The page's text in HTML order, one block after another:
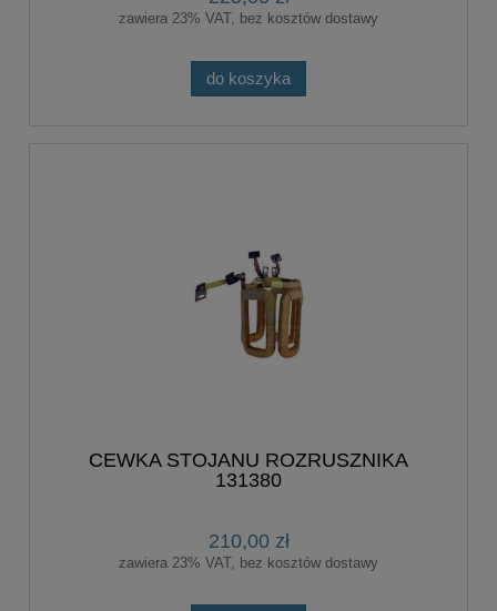
zawiera 23% VAT, bez kosztów dostawy
do koszyka
CEWKA STOJANU ROZRUSZNIKA
131380
210,00 zł
zawiera 23% VAT, bez kosztów dostawy